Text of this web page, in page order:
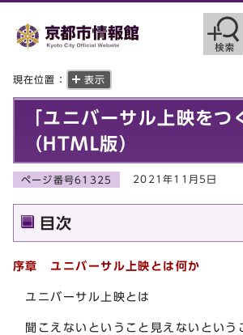
現在位置： 表示
「ユニバーサル上映をつ
（HTML版）
ページ番号61325 2021年11月5日
目次
序章 ユニバーサル上映とは何か
ユニバーサル上映とは
聞こえないということ見えないという